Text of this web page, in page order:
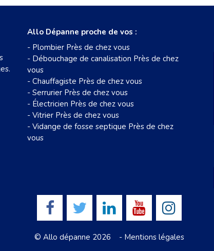
Allo Dépanne proche de vos :
- Plombier Près de chez vous
- Débouchage de canalisation Près de chez
vous
- Chauffagiste Près de chez vous
- Serrurier Près de chez vous
- Électricien Près de chez vous
- Vitrier Près de chez vous
- Vidange de fosse septique Près de chez
vous
© Allo dépanne 2026 - Mentions légales